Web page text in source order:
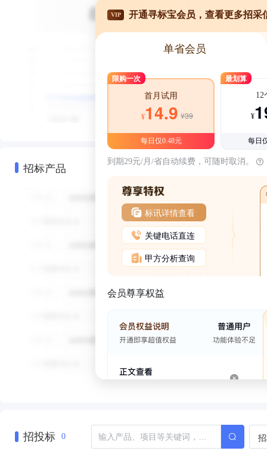
招标产品
VIP 开通寻标宝会员，查看更多招采
单省会员
限购一次
首月试用
¥14.9 ¥39
每日仅0.48元
最划算
12
¥
每日
到期29元/月/省自动续费，可随时取消。
标讯详情查看
关键电话直连
甲方分析查询
会员尊享权益
招投标 0